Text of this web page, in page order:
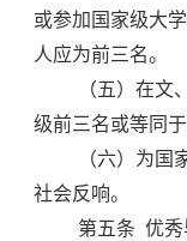
或参加国家级大
人应为前三名。
（五）在
级前三名或等同
（六）为
社会反响。
第五条 优秀